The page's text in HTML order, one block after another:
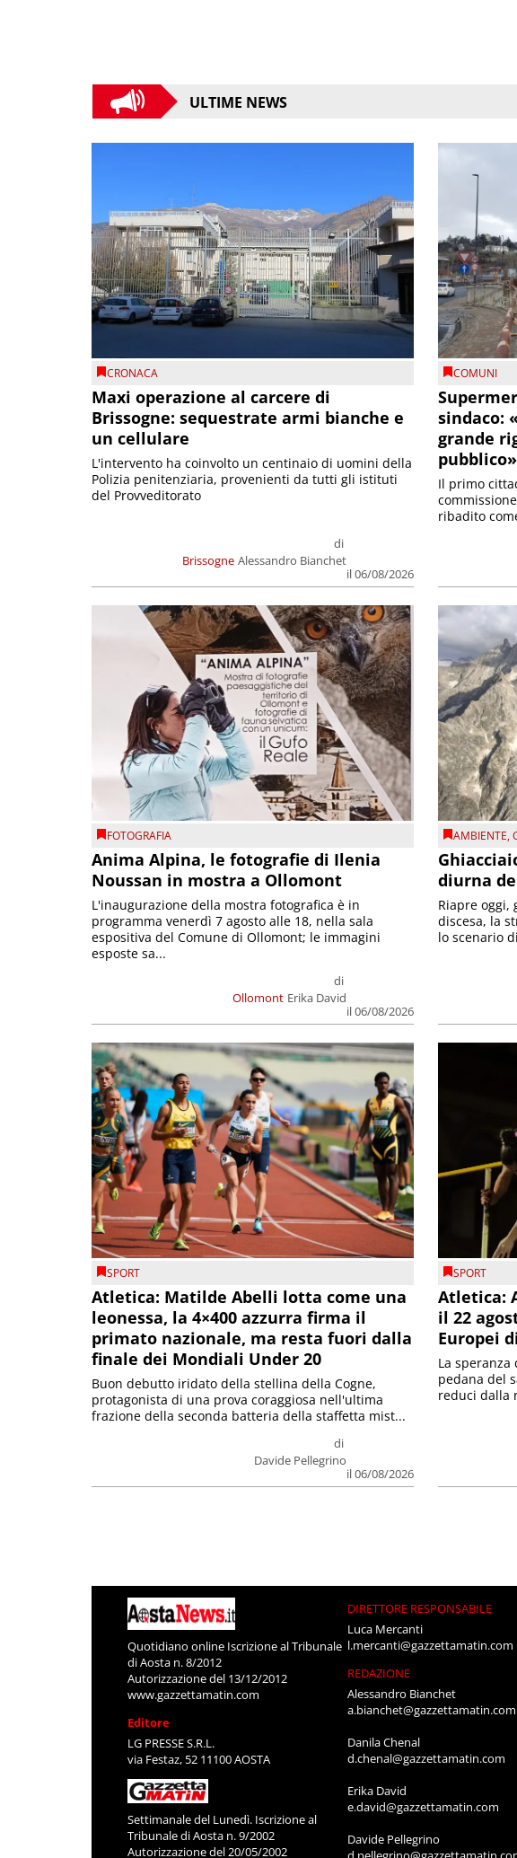
ULTIME NEWS
CRONACA
Maxi operazione al carcere di
Brissogne: sequestrate armi bianche e
un cellulare
Brissogne
di
Alessandro Bianchet
il 06/08/2026
L'intervento ha coinvolto un centinaio di uomini della
Polizia penitenziaria, provenienti da tutti gli istituti
del Provveditorato
COMUNI
sindaco:
grande
pubblico»
Il primo
ribadito
FOTOGRAFIA
Anima Alpina, le fotografie di Ilenia
Noussan in mostra a Ollomont
Ollomont
di
Erika David
il 06/08/2026
L'inaugurazione della mostra fotografica è in
programma venerdì 7 agosto alle 18, nella sala
espositiva del Comune di Ollomont; le immagini
esposte sa...
AMBIENTE,
diurna
Riapre oggi,
discesa, la
lo scenario
SPORT
Atletica: Matilde Abelli lotta come una
leonessa, la 4×400 azzurra firma il
primato nazionale, ma resta fuori dalla
finale dei Mondiali Under 20
di
Davide Pellegrino
il 06/08/2026
Buon debutto iridato della stellina della Cogne,
protagonista di una prova coraggiosa nell'ultima
frazione della seconda batteria della staffetta mist...
SPORT
Atletica:
il 22
Europei
La
pedana del
reduci dalla
Quotidiano online Iscrizione al Tribunale
di Aosta n. 8/2012
Autorizzazione del 13/12/2012
www.gazzettamatin.com
Editore
LG PRESSE S.R.L.
via Festaz, 52 11100 AOSTA
Settimanale del Lunedì. Iscrizione al
Tribunale di Aosta n. 9/2002
Autorizzazione del 20/05/2002
DIRETTORE RESPONSABILE
Luca Mercanti
l.mercanti@gazzettamatin.com
REDAZIONE
Alessandro Bianchet
a.bianchet@gazzettamatin.com
Danila Chenal
d.chenal@gazzettamatin.com
Erika David
e.david@gazzettamatin.com
Davide Pellegrino